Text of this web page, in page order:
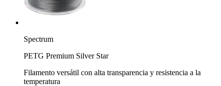
Spectrum
PETG Premium Silver Star
Filamento versátil con alta transparencia y resistencia a la
temperatura